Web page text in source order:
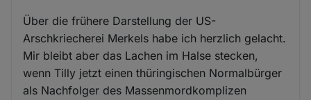
Über die frühere Darstellung der US-
Arschkriecherei Merkels habe ich herzlich gelacht.
Mir bleibt aber das Lachen im Halse stecken,
wenn Tilly jetzt einen thüringischen Normalbürger
als Nachfolger des Massenmordkomplizen